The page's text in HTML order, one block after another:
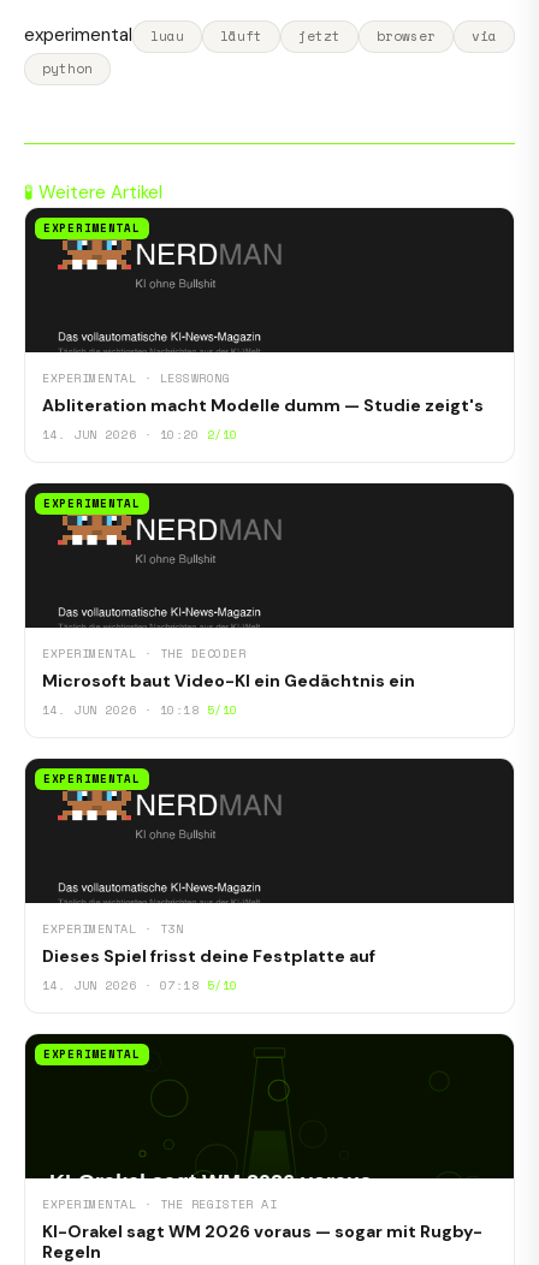
experimental luau läuft jetzt browser
via
python
🧪 Weitere Artikel
EXPERIMENTAL
EXPERIMENTAL · LESSWRONG
Abliteration macht Modelle dumm — Studie zeigt's
14. JUN 2026 · 10:20 2/10
EXPERIMENTAL
EXPERIMENTAL · THE DECODER
Microsoft baut Video-KI ein Gedächtnis ein
14. JUN 2026 · 10:18 5/10
EXPERIMENTAL
EXPERIMENTAL · T3N
Dieses Spiel frisst deine Festplatte auf
14. JUN 2026 · 07:18 5/10
EXPERIMENTAL
EXPERIMENTAL · THE REGISTER AI
KI-Orakel sagt WM 2026 voraus — sogar mit Rugby-
Regeln